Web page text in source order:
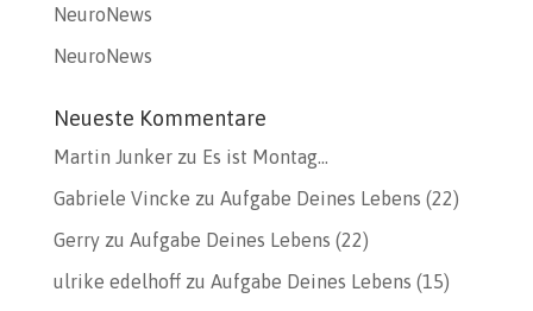
NeuroNews
NeuroNews
Neueste Kommentare
Martin Junkerzu Es ist Montag…
Gabriele Vincke zu Aufgabe Deines Lebens (22)
Gerryzu Aufgabe Deines Lebens (22)
ulrike edelhoffzu Aufgabe Deines Lebens (15)